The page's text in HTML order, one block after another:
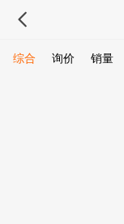
综合 询价 销量